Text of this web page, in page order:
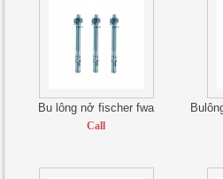
Bu lông nở fischer fwa
Call